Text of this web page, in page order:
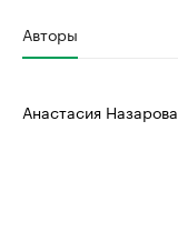
Авторы
Анастасия Назарова